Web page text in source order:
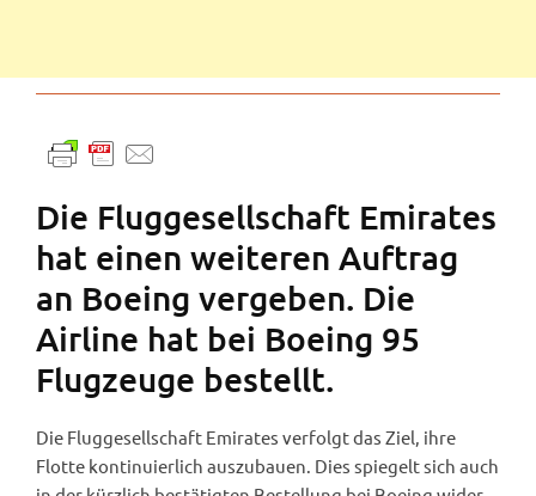
Die Fluggesellschaft Emirates
hat einen weiteren Auftrag
an Boeing vergeben. Die
Airline hat bei Boeing 95
Flugzeuge bestellt.
Die Fluggesellschaft Emirates verfolgt das Ziel, ihre
Flotte kontinuierlich auszubauen. Dies spiegelt sich auch